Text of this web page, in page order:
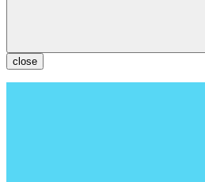
close